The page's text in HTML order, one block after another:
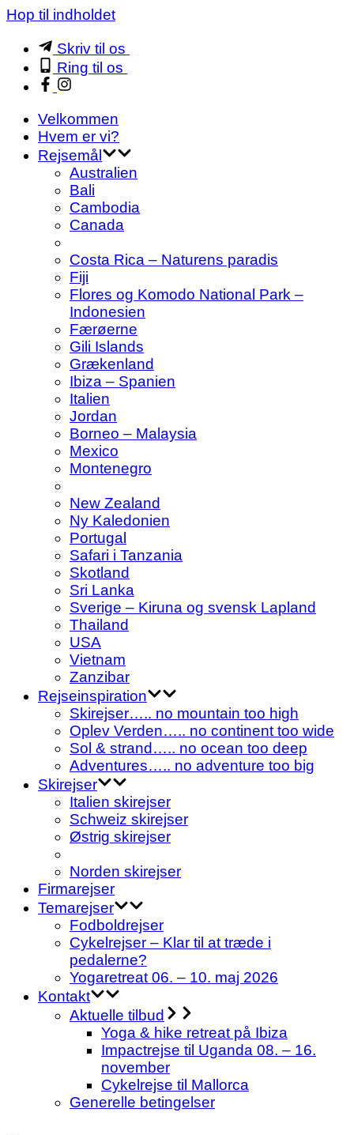
Hop til indholdet
Skriv til os
Ring til os
Velkommen
Hvem er vi?
Rejsemål
Australien
Bali
Cambodia
Canada
Costa Rica – Naturens paradis
Fiji
Flores og Komodo National Park –
Indonesien
Færøerne
Gili Islands
Grækenland
Ibiza – Spanien
Italien
Jordan
Borneo – Malaysia
Mexico
Montenegro
New Zealand
Ny Kaledonien
Portugal
Safari i Tanzania
Skotland
Sri Lanka
Sverige – Kiruna og svensk Lapland
Thailand
USA
Vietnam
Zanzibar
Rejseinspiration
Skirejser….. no mountain too high
Oplev Verden….. no continent too wide
Sol & strand….. no ocean too deep
Adventures….. no adventure too big
Skirejser
Italien skirejser
Schweiz skirejser
Østrig skirejser
Norden skirejser
Firmarejser
Temarejser
Fodboldrejser
Cykelrejser – Klar til at træde i
pedalerne?
Yogaretreat 06. – 10. maj 2026
Kontakt
Aktuelle tilbud
Yoga & hike retreat på Ibiza
Impactrejse til Uganda 08. – 16.
november
Cykelrejse til Mallorca
Generelle betingelser